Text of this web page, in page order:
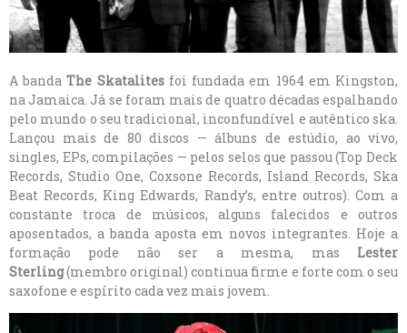
A bandaThe Skatalites foi fundada em 1964 em Kingston,
na Jamaica. Já se foram mais de quatro décadas espalhando
pelo mundo o seu tradicional, inconfundível e autêntico ska.
Lançou mais de 80 discos — álbuns de estúdio, ao vivo,
singles, EPs, compilações — pelos selos que passou (Top Deck
Records, Studio One, Coxsone Records, Island Records, Ska
Beat Records, King Edwards, Randy’s, entre outros). Com a
constante troca de músicos, alguns falecidos e outros
aposentados, a banda aposta em novos integrantes. Hoje a
formação pode não ser a mesma, mas Lester
Sterling(membro original) continua firme e forte com o seu
saxofone e espírito cada vez mais jovem.